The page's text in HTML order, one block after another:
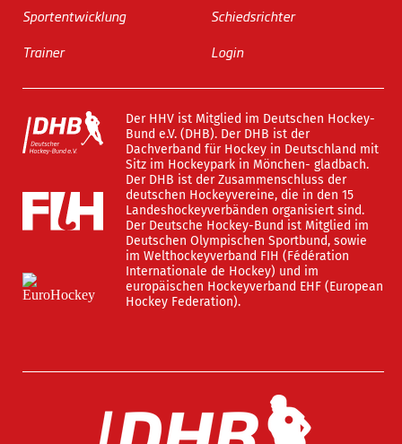
Sportentwicklung
Trainer
Schiedsrichter
Login
Der HHV ist Mitglied im Deutschen Hockey-
Bund e.V. (DHB). Der DHB ist der
Dachverband für Hockey in Deutschland mit
Sitz im Hockeypark in Mönchen- gladbach.
Der DHB ist der Zusammenschluss der
deutschen Hockeyvereine, die in den 15
Landeshockeyverbänden organisiert sind.
Der Deutsche Hockey-Bund ist Mitglied im
Deutschen Olympischen Sportbund, sowie
im Welthockeyverband FIH (Fédération
Internationale de Hockey) und im
europäischen Hockeyverband EHF (European
Hockey Federation).